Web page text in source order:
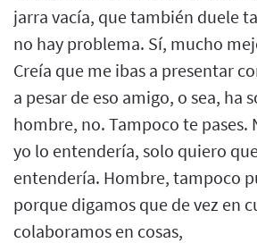
jarra vacía, que también duele
no hay problema. Sí, mucho
Creía que me ibas a presentar
a pesar de eso amigo, o sea, ha
hombre, no. Tampoco te pases.
yo lo entendería, solo quiero
entendería. Hombre, tampoco
porque digamos que de vez en
colaboramos en cosas,